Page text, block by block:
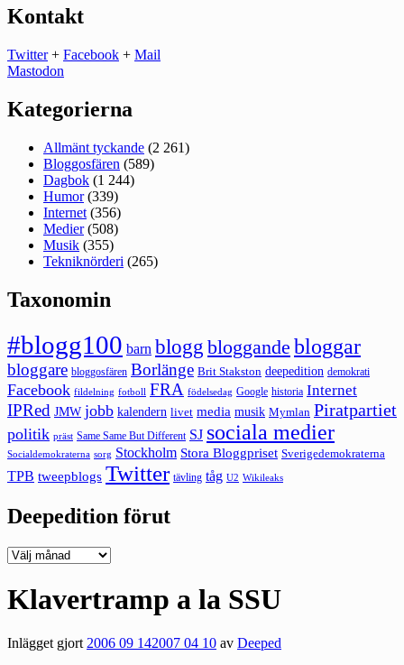
Kontakt
Twitter+ Facebook + Mail
Mastodon
Kategorierna
Allmänt tyckande (2 261)
Bloggosfären (589)
Dagbok (1 244)
Humor(339)
Internet (356)
Medier(508)
Musik (355)
Tekniknörderi (265)
Taxonomin
#blogg100 barn blogg bloggande bloggar
bloggare bloggosfären Borlänge Brit Stakston deepedition demokrati
Facebook fildelning fotboll FRA födelsedag Google historia Internet
IPRed JMW jobb kalendern livet media musik Mymlan Piratpartiet
politik präst Same Same But Different SJ sociala medier
Socialdemokraterna sorg Stockholm Stora Bloggpriset Sverigedemokraterna
TPB tweepblogs Twitter tävling tåg U2 Wikileaks
Deepedition förut
Deepedition
Klavertramp a la SSU
Inlägget gjort2006 09 142007 04 10 av Deeped